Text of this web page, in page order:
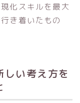
化スキルを最大
き着いたもの
い考え方を